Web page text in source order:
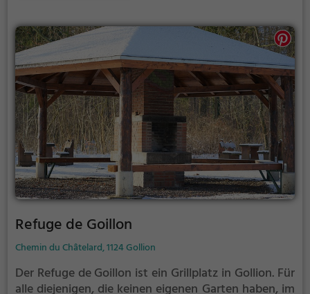
den meisten Fällen unter euch und könnt
niemanden stören.
Refuge de Goillon
Chemin du Châtelard, 1124 Gollion
Der Refuge de Goillon ist ein Grillplatz in Gollion. Für
alle diejenigen, die keinen eigenen Garten haben, im